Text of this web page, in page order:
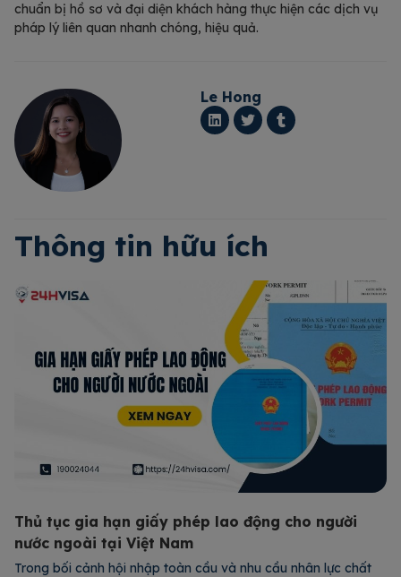
chuẩn bị hồ sơ và đại diện khách hàng thực hiện các dịch vụ
pháp lý liên quan nhanh chóng, hiệu quả.
Le Hong
Thông tin hữu ích
Thủ tục gia hạn giấy phép lao động cho người
nước ngoài tại Việt Nam
Trong bối cảnh hội nhập toàn cầu và nhu cầu nhân lực chất